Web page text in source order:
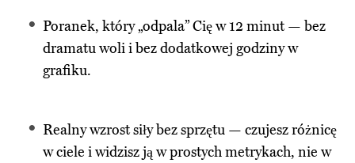
Poranek, który „odpala” Cię w 12 minut — bez
dramatu woli i bez dodatkowej godziny w
grafiku.
Realny wzrost siły bez sprzętu — czujesz różnicę
w ciele i widzisz ją w prostych metrykach, nie w